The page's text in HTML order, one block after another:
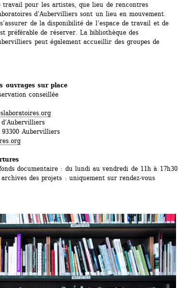
travail pour les artistes, que lieu de rencontres
d’Aubervilliers sont un lieu en mouvement.
de la disponibilité de l’espace de travail et de
préférable de réserver. La bibliothèque des
peut également accueillir des groupes de
ouvrages sur place
conseillée
Aubervilliers
documentaire : du lundi au vendredi de 11h à 17h30
des projets : uniquement sur rendez-vous